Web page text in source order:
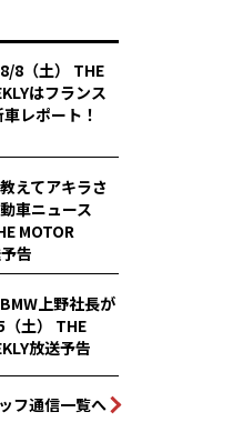
8（土） THE
はフランス
レポート！
えてアキラさ
車ニュース
MOTOR
告
上野社長が
土） THE
放送予告
フ通信一覧へ